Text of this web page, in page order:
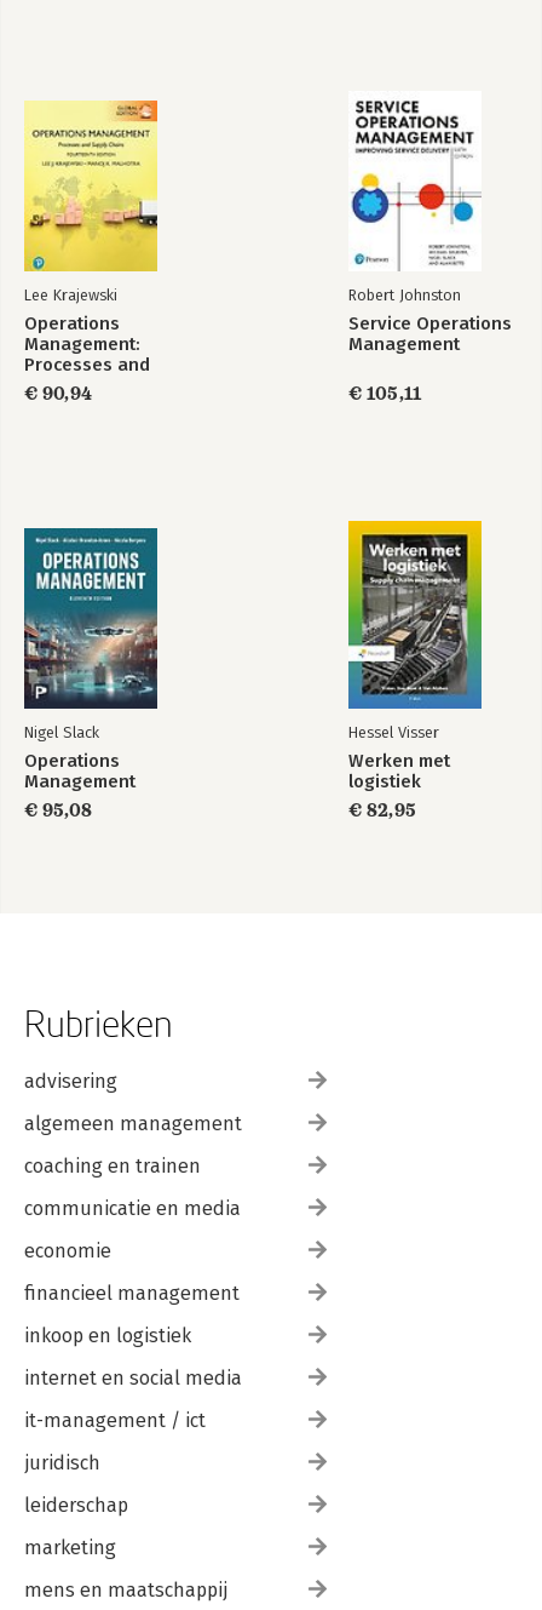
Lee Krajewski
Operations
Management:
Processes and
Supply Chains,
Global Edition
€ 90,94
Robert Johnston
Service Operations
Management
€ 105,11
Nigel Slack
Operations
Management
€ 95,08
Hessel Visser
Werken met
logistiek
€ 82,95
Rubrieken
advisering
algemeen management
coaching en trainen
communicatie en media
economie
financieel management
inkoop en logistiek
internet en social media
it-management / ict
juridisch
leiderschap
marketing
mens en maatschappij